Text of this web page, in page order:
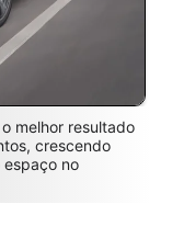
melhor resultado
crescendo
espaço no